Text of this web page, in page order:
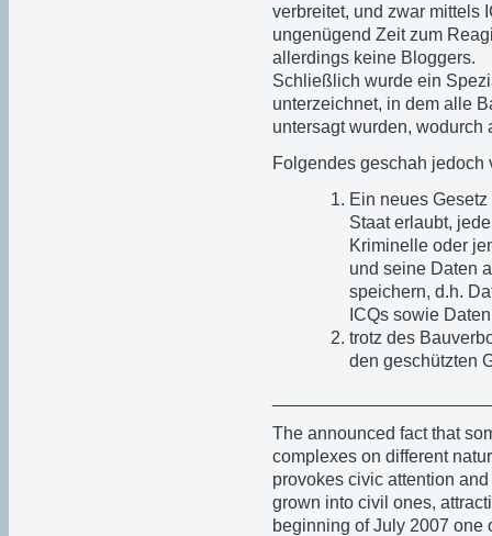
verbreitet, und zwar mittels
ungenügend Zeit zum
allerdings keine Bloggers.
Schließlich wurde ein
unterzeichnet, in dem alle
untersagt wurden, wodurch
Folgendes geschah jedoch
Ein neues
Staat erlaubt,
Kriminelle oder
und seine Daten
speichern, d.h.
ICQs sowie
trotz des
den geschützten
The announced fact that
complexes on different
provokes civic attention
grown into civil ones,
beginning of July 2007 one